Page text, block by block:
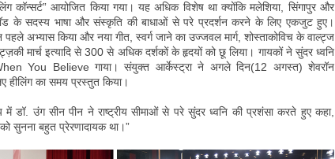
कॉन्सर्ट” आयोजित किया गया। यह अधिक विशेष था क्योंकि मलेशिया, सिंगापुर और
के सदस्य भाषा और संस्कृति की बाधाओं से परे प्रदर्शन करने के लिए एकजुट हुए।
पहले अभ्यास किया और नया गीत, स्वर्ग जाने का उज्जवल मार्ग, शोस्ताकोविच के वाल्ट्ज
मार्च इत्यादि से 300 से अधिक दर्शकों के हृदयों को छू लिया। गायकों ने सुंदर ध्वनि
You Believe गाया। संयुक्त आर्केस्ट्रा ने अगले दिन(12 अगस्त) शेवरॉन
हीलिंग का समय प्रस्तुत किया।
में डॉ. उंग सीन पीन ने राष्ट्रीय सीमाओं से परे सुंदर ध्वनि की प्रशंसा करते हुए कहा,
सुनना बहुत प्रेरणादायक था।”